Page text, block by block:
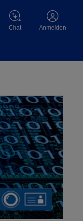
Chat Anmelden